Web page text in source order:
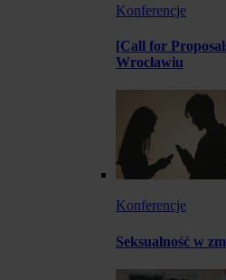
Konferencje
[Call for
Wrocławiu
Konferencje
Seksualność w